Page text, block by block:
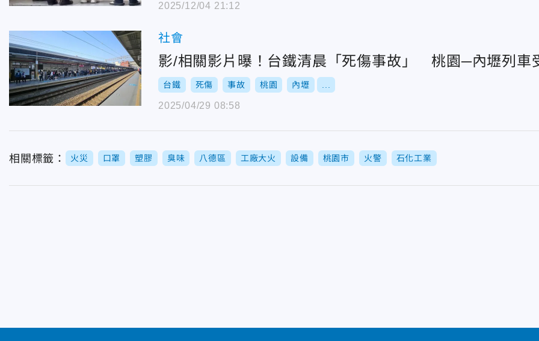
2025/12/04 21:12
社會
影/相關影片曝！台鐵清晨「死傷事故」 桃園─內壢列車
台鐵 死傷 事故 桃園 內壢
2025/04/29 08:58
相關標籤： 火災 口罩 塑膠 臭味 八德區 工廠大火 設備 桃園市 火警 石化工業